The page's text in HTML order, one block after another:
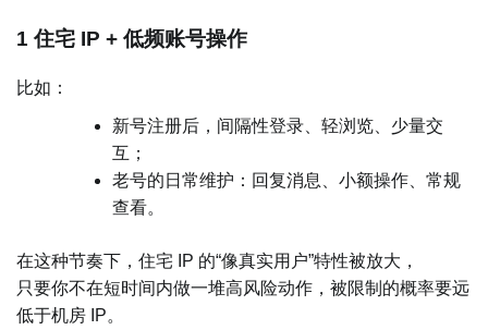
1 住宅 IP + 低频账号操作
比如：
新号注册后，间隔性登录、轻浏览、少量交
互；
老号的日常维护：回复消息、小额操作、常规
查看。
在这种节奏下，住宅 IP 的“像真实用户”特性被放大，
只要你不在短时间内做一堆高风险动作，被限制的概率要远
低于机房 IP。